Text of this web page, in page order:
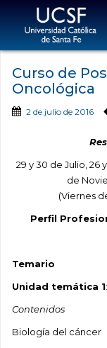
Curso de
Oncológica
2 de julio de 2016
29 y 30 de Julio, 26
de
(Viernes
Perfil
Temario
Unidad temática 1
Contenidos
Biología del cáncer